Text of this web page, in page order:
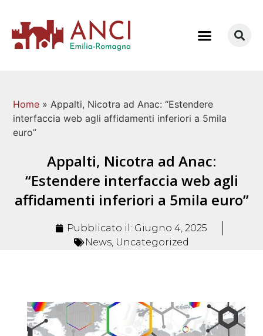
Home » Appalti, Nicotra ad Anac: “Estendere
interfaccia web agli affidamenti inferiori a 5mila
euro”
Appalti, Nicotra ad Anac:
“Estendere interfaccia web agli
affidamenti inferiori a 5mila euro”
Pubblicato il: Giugno 4, 2025
News Uncategorized